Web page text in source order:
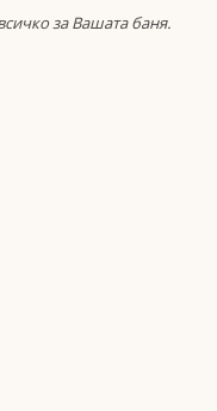
за Вашата баня.